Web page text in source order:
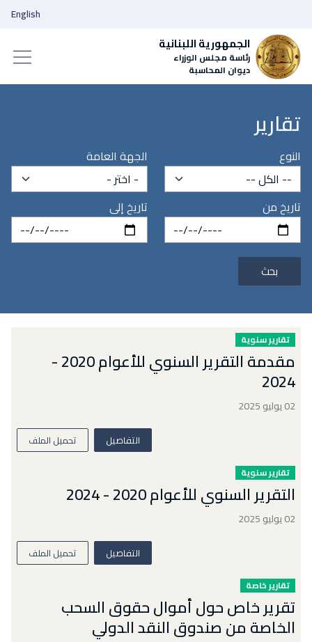
الجمهورية اللبنانية
رئاسة مجلس الوزراء
ديوان المحاسبة
English
تقارير
النوع الجهة العامة
تاريخ من تاريخ إلى
بحث
تقارير سنوية
مقدمة التقرير السنوي للأعوام 2020 -
2024
02 يوليو 2025
التفاصيل تحميل الملف
تقارير سنوية
التقرير السنوي للأعوام 2020 - 2024
02 يوليو 2025
التفاصيل تحميل الملف
تقارير خاصة
تقرير خاص حول أموال حقوق السحب
الخاصة من صندوق النقد الدولي